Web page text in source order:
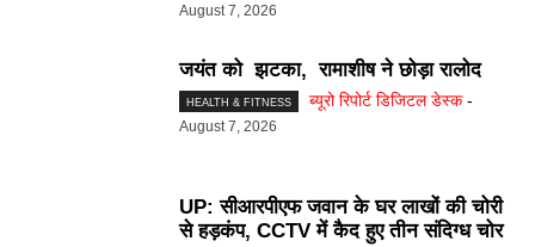
August 7, 2026
जयंत को झटका, रामाशीष ने छोड़ा रालोद
HEALTH & FITNESS ब्यूरो रिपोर्ट डिजिटल डेस्क -
August 7, 2026
UP: सीआरपीएफ जवान के घर लाखों की चोरी
से हड़कंप, CCTV में कैद हुए तीन संदिग्ध चोर